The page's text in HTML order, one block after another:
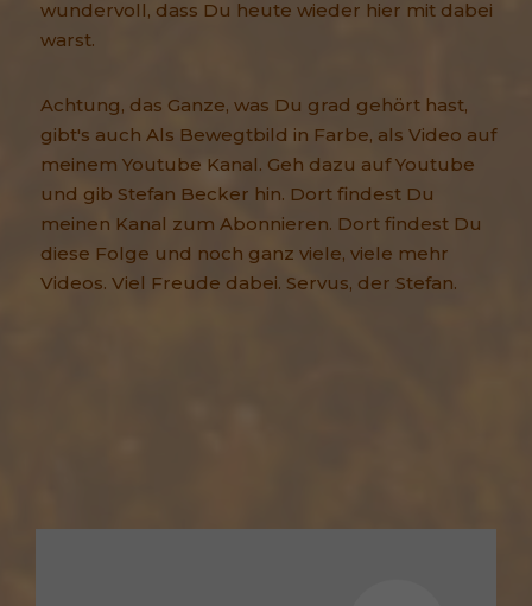
wundervoll, dass Du heute wieder hier mit dabei
warst.
Achtung, das Ganze, was Du grad gehört hast,
gibt's auch Als Bewegtbild in Farbe, als Video auf
meinem Youtube Kanal. Geh dazu auf Youtube
und gib Stefan Becker hin. Dort findest Du
meinen Kanal zum Abonnieren. Dort findest Du
diese Folge und noch ganz viele, viele mehr
Videos. Viel Freude dabei. Servus, der Stefan.